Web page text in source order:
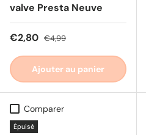
valve Presta Neuve
Prix soldé
€2,80 Prix habituel
€4,99
Ajouter au panier
Comparer
Épuisé